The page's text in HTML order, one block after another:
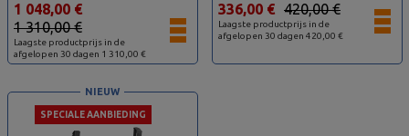
Laagste productprijs in de
afgelopen 30 dagen 1 310,00 €
1 310,00 €
1 048,00 €
Laagste productprijs in de
afgelopen 30 dagen 420,00 €
420,00 €
336,00 €
SPECIALE AANBIEDING
NIEUW